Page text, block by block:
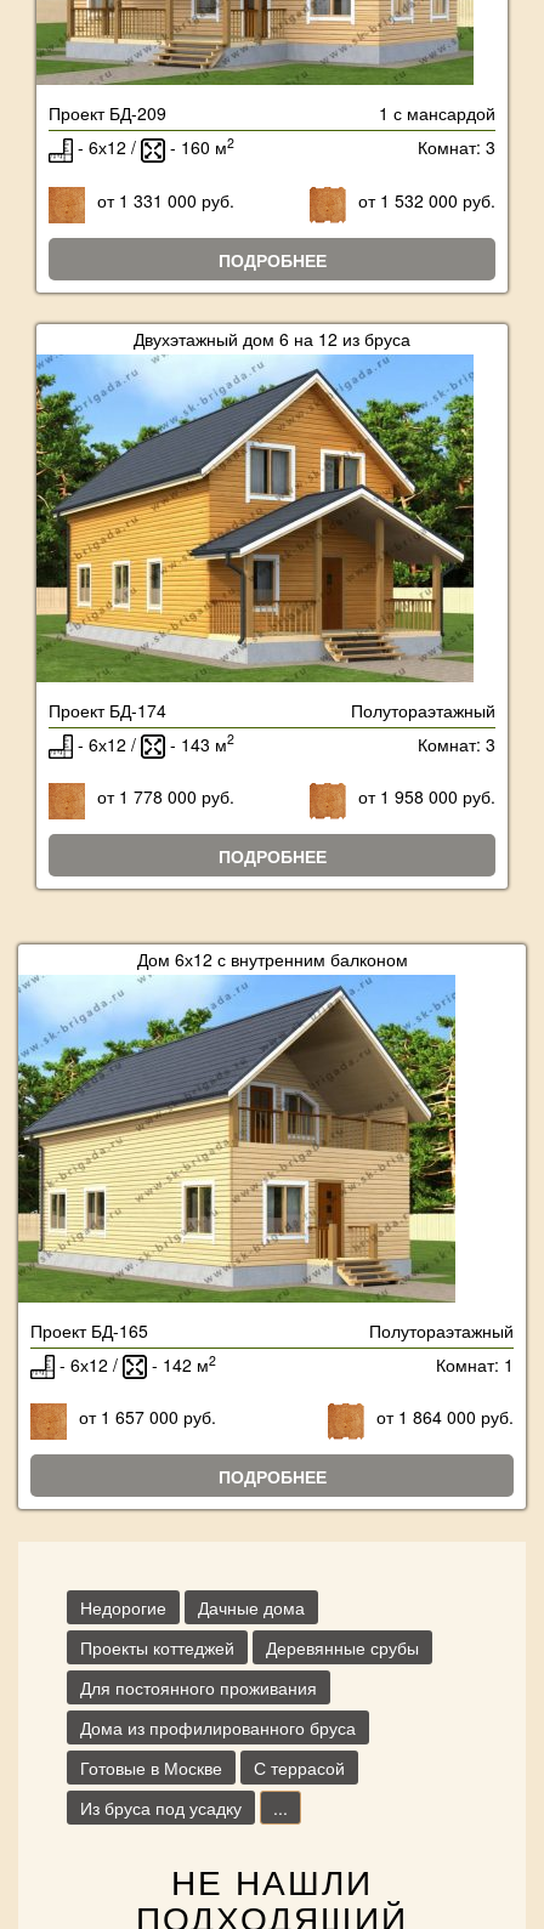
Проект БД-209
1 с мансардой
- 6х12 /
- 160 м2 Комнат: 3
от 1 331 000 руб. от 1 532 000 руб.
ПОДРОБНЕЕ
Двухэтажный дом 6 на 12 из бруса
Проект БД-174
Полутораэтажный
- 6х12 /
- 143 м2 Комнат: 3
от 1 778 000 руб. от 1 958 000 руб.
ПОДРОБНЕЕ
Дом 6х12 с внутренним балконом
Проект БД-165
Полутораэтажный
- 6х12 /
- 142 м2 Комнат: 1
от 1 657 000 руб. от 1 864 000 руб.
ПОДРОБНЕЕ
Недорогие
Дачные дома
Проекты коттеджей
Деревянные срубы
Для постоянного проживания
Дома из профилированного бруса
Готовые в Москве
С террасой
Из бруса под усадку
...
НЕ НАШЛИ
ПОДХОДЯЩИЙ